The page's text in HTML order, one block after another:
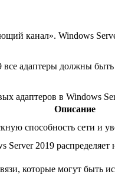
канал». Windows
адаптеры должны
адаптеров в Windows
Описание
способность сети и
Server 2019
которые могут быть